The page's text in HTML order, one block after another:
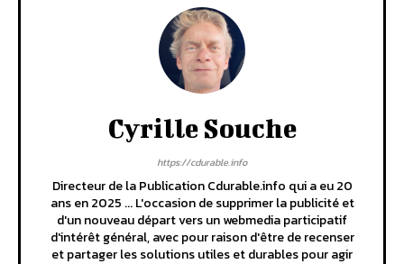
Cyrille Souche
https://cdurable.info
Directeur de la Publication Cdurable.info qui a eu 20
ans en 2025 ... L'occasion de supprimer la publicité et
d'un nouveau départ vers un webmedia participatif
d'intérêt général, avec pour raison d'être de recenser
et partager les solutions utiles et durables pour agir